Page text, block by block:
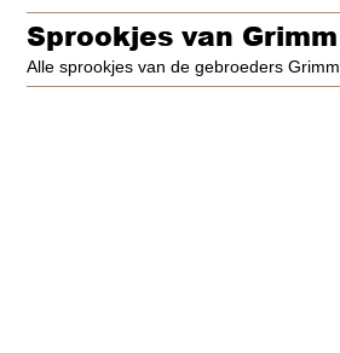
Sprookjes van Grimm
Alle sprookjes van de gebroeders Grimm